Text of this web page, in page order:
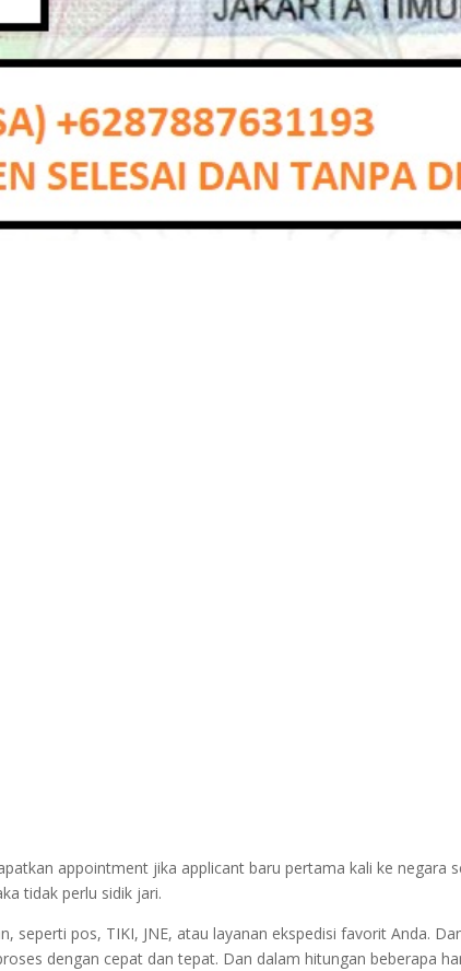
appointment jika applicant baru pertama kali ke negara
tidak perlu sidik jari.
pos, TIKI, JNE, atau layanan ekspedisi favorit Anda.
dengan cepat dan tepat. Dan dalam hitungan beberapa